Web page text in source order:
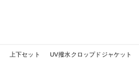
上下セット UV撥水クロップドジャケット